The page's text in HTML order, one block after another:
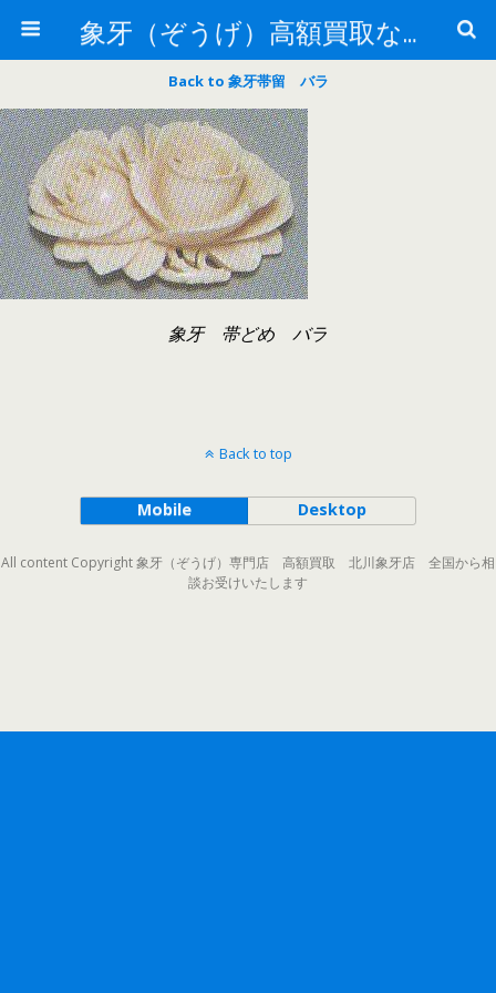
象牙（ぞうげ）高額買取なら 北川象牙店
Back to 象牙帯留 バラ
象牙 帯どめ バラ
Back to top
Mobile Desktop
All content Copyright 象牙（ぞうげ）専門店 高額買取 北川象牙店 全国から相
談お受けいたします